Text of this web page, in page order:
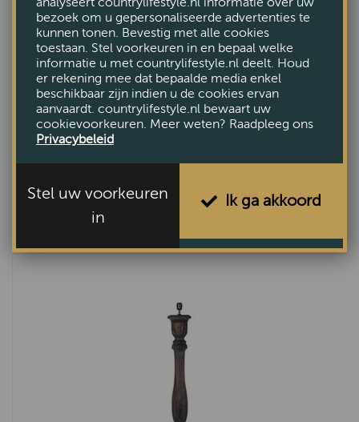
Lampvoet Drangey
bezoek om u gepersonaliseerde advertenties te
kunnen tonen. Bevestig met alle cookies
toestaan. Stel voorkeuren in en bepaal welke
informatie u met countrylifestyle.nl deelt. Houd
er rekening mee dat bepaalde media enkel
beschikbaar zijn indien u de cookies ervan
aanvaardt. countrylifestyle.nl bewaart uw
cookievoorkeuren. Meer weten? Raadpleeg ons
Privacybeleid
Stel uw voorkeuren
in
Ik ga akkoord